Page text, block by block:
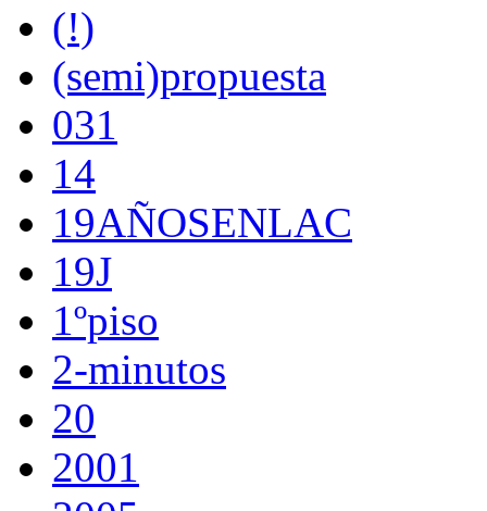
(!)
(semi)propuesta
031
14
19AÑOSENLAC
19J
1ºpiso
2-minutos
20
2001